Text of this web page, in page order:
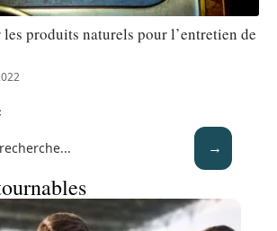
produits naturels pour l’entretien de